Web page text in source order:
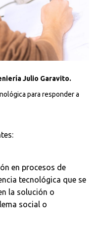
Julio Garavito.
para responder a
en procesos de
tecnológica que se
la solución o
social o